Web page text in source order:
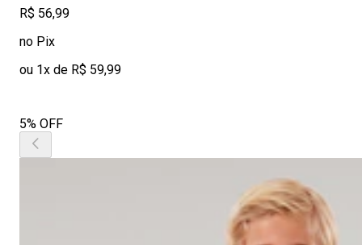
R$ 56,99
no Pix
ou 1x de R$ 59,99
5% OFF